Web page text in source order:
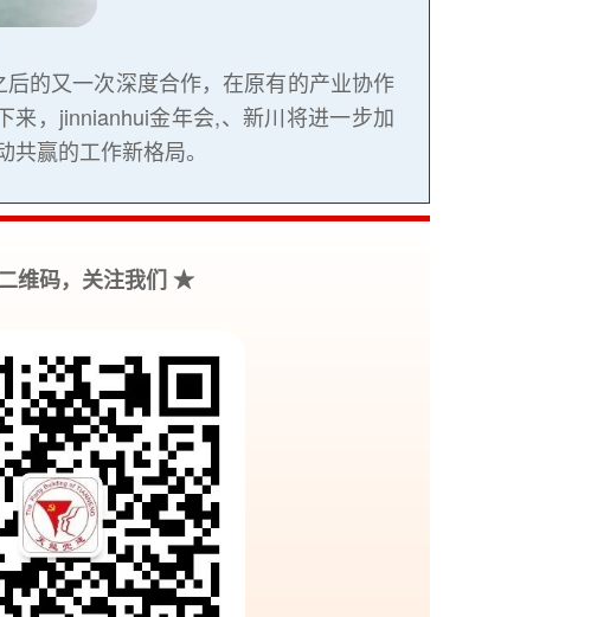
后的又一次深度合作，在原有的产业协作
，jinnianhui金年会,、新川将进一步加
赢的工作新格局。
维码，关注我们 ★